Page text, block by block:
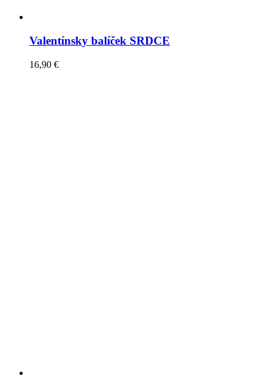
Valentínsky balíček SRDCE
16,90 €